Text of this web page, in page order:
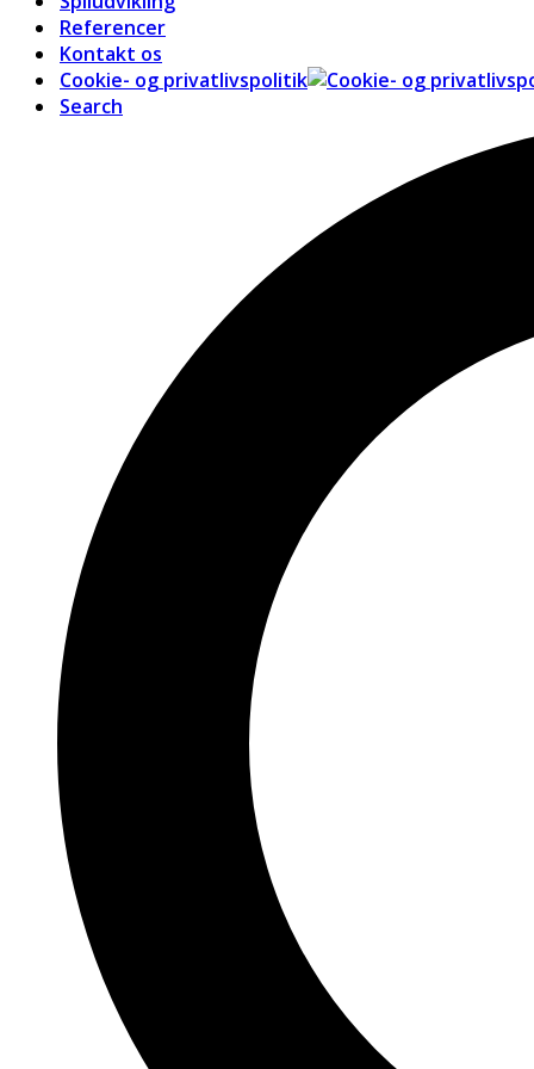
Referencer
Kontakt os
Cookie- og privatlivspolitik
Search